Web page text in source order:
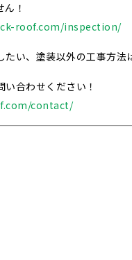
！
roof.com/inspection/
たい、塗装以外の工事方
合わせください！
contact/